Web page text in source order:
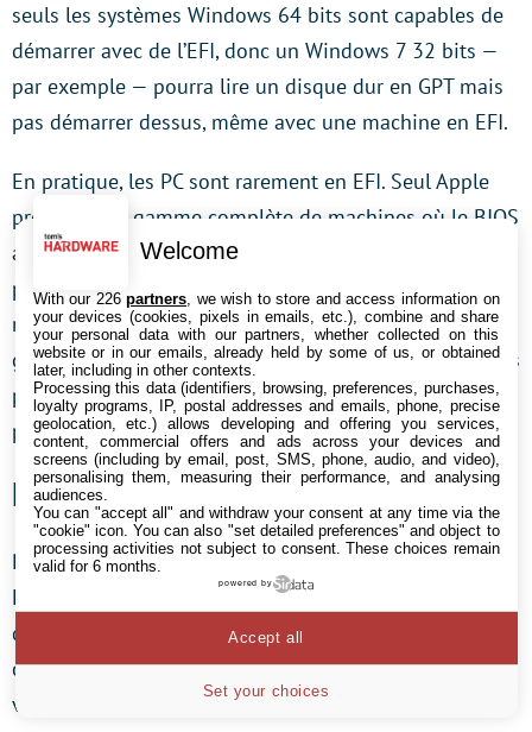
seuls les systèmes Windows 64 bits sont capables de
démarrer avec de l’EFI, donc un Windows 7 32 bits —
par exemple — pourra lire un disque dur en GPT mais
pas démarrer dessus, même avec une machine en EFI.
En pratique, les PC sont rarement en EFI. Seul Apple
propose une gamme complète de machines où le BIOS
a été remplacé. Quelques constructeurs (MSI, Intel)
proposent des cartes mères où il est possible de
remplacer le BIOS par un EFI mais le support est
généralement très mauvais (pas de prise en charge des
périphériques USB, bugs, etc.) et nous n’avons donc
pas pu tester cette fonction.
Notre matériel de test
Pour notre test, nous nous sommes procurés (merci
LaCie) un LaCie 4big Quadra Enterprise Class. Ce «
disque dur externe » de 8 kilos est en fait un boîtier
contenant plusieurs disques durs (ici quatre, mais des
versions à cinq disques existent) configurables en
Welcome
With our 226partners , we wish to store and access information on
your devices (cookies, pixels in emails, etc.), combine and share
your personal data with our partners, whether collected on this
website or in our emails, already held by some of us, or obtained
later, including in other contexts.
Processing this data (identifiers, browsing, preferences, purchases,
loyalty programs, IP, postal addresses and emails, phone, precise
geolocation, etc.) allows developing and offering you services,
content, commercial offers and ads across your devices and
screens (including by email, post, SMS, phone, audio, and video),
personalising them, measuring their performance, and analysing
audiences.
You can "accept all" and withdraw your consent at any time via the
"cookie" icon. You can also "set detailed preferences" and object to
processing activities not subject to consent. These choices remain
valid for 6 months.
powered by
Set your choices
Accept all